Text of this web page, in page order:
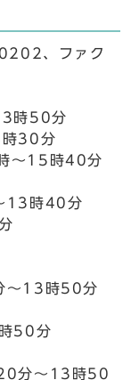
、ファク
時50分
30分
～15時40分
13時40分
～13時50分
50分
分～13時50